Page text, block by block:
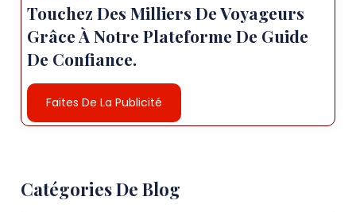
Touchez Des Milliers De Voyageurs
Grâce À Notre Plateforme De Guide
De Confiance.
Faites De La Publicité
Catégories De Blog